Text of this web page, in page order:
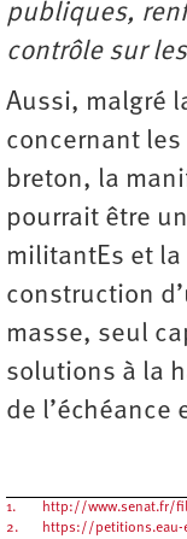
publiques,
contrôle sur
Aussi, malgré
concernant les
breton, la
pourrait être
militantEs et
construction
masse, seul
solutions à la
de l’échéance
1.
http://www.senat.fr/
2.
https://petitions.eau-